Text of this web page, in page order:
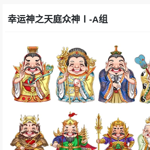
幸运神之天庭众神Ⅰ-A组